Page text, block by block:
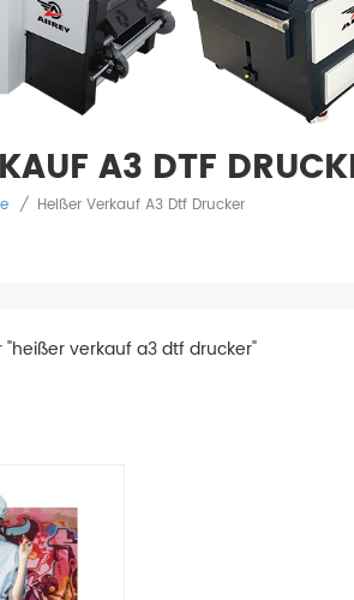
A3 DTF
/ Heißer Verkauf A3 Dtf Drucker
verkauf a3 dtf drucker"